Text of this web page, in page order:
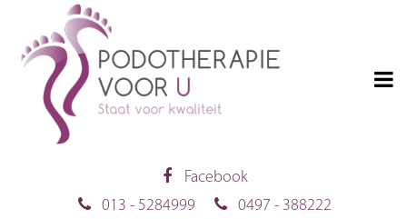
Facebook
013 - 5284999
0497 - 388222